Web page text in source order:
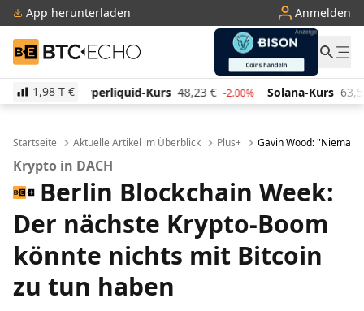
App herunterladen Anmelden
BTC-ECHO
1,98 T €
Kurs 48,23 -2.00% Solana-Kurs 63,52 € -0.50% TRON-Kurs
Startseite Aktuelle Artikel im Überblick Plus+ Gavin Wood:
Krypto in DACH
Berlin Blockchain Week:
Der nächste Krypto-Boom
könnte nichts mit Bitcoin
zu tun haben